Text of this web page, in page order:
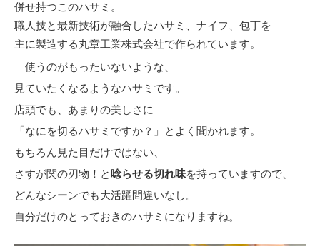
併せ持つこのハサミ。
職人技と最新技術が融合したハサミ、ナイフ、包丁を
主に製造する丸章工業株式会社で作られています。
使うのがもったいないような、
見ていたくなるようなハサミです。
店頭でも、あまりの美しさに
「なにを切るハサミですか？」とよく聞かれます。
もちろん見た目だけではない、
さすが関の刃物！と 唸らせる切れ味を持っていますので、
どんなシーンでも大活躍間違いなし。
自分だけのとっておきのハサミになりますね。